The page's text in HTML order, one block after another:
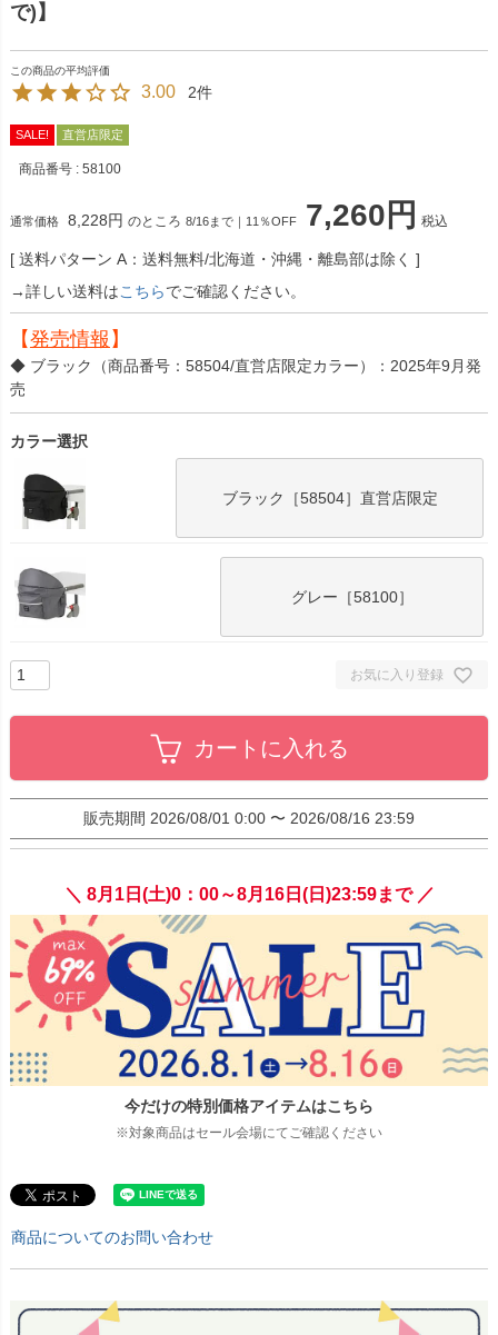
で)】
3.00 2
SALE! 直営店限定
商品番号 58100
通常価格 8,228 のところ 8/16まで｜11％OFF 7,260 税込
送料パターン A：送料無料/北海道・沖縄・離島部は除く
→詳しい送料はこちらでご確認ください。
【発売情報 】
◆ ブラック（商品番号：58504/直営店限定カラー）：2025年9月発
売
カラー選択
ブラック［58504］直営店限定
グレー［58100］
お気に入り登録
カートに入れる
販売期間 2026/08/01 0:00 〜 2026/08/16 23:59
＼ 8月1日(土)0：00～8月16日(日)23:59まで ／
今だけの特別価格アイテムはこちら
※対象商品はセール会場にてご確認ください
商品についてのお問い合わせ